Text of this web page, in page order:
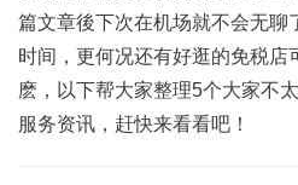
篇文章後下次在机场就不会无聊
时间，更何况还有好逛的免税店
麽，以下帮大家整理5个大家不
服务资讯，赶快来看看吧！